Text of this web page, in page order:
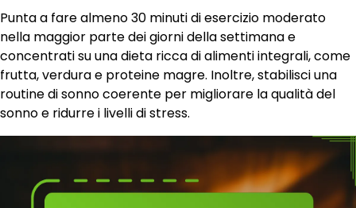
Punta a fare almeno 30 minuti di esercizio moderato
nella maggior parte dei giorni della settimana e
concentrati su una dieta ricca di alimenti integrali, come
frutta, verdura e proteine magre. Inoltre, stabilisci una
routine di sonno coerente per migliorare la qualità del
sonno e ridurre i livelli di stress.